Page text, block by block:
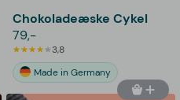
Chokoladeæske Cykel
79,-
3,8
Made in Germany